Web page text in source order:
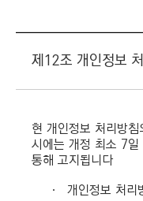
제12조 개인정보
현 개인정보 처리방
시에는 개정 최소 7일
통해 고지됩니다
ㆍ
개인정보 처